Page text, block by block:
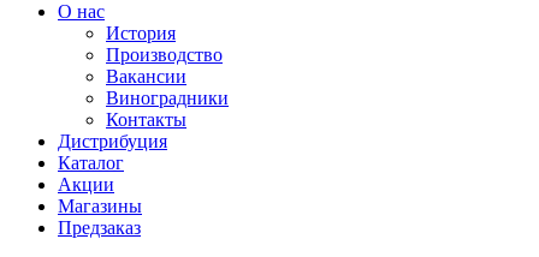
О нас
История
Производство
Вакансии
Виноградники
Контакты
Дистрибуция
Каталог
Акции
Магазины
Предзаказ